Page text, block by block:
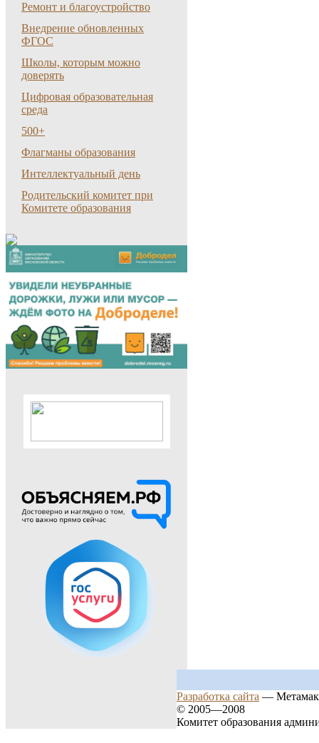
Ремонт и благоустройство
Внедрение обновленных
ФГОС
Школы, которым можно
доверять
Цифровая образовательная
среда
500+
Флагманы образования
Интеллектуальный день
Родительский комитет при
Комитете образования
Разработка сайта —
© 2005—2008
Комитет образования